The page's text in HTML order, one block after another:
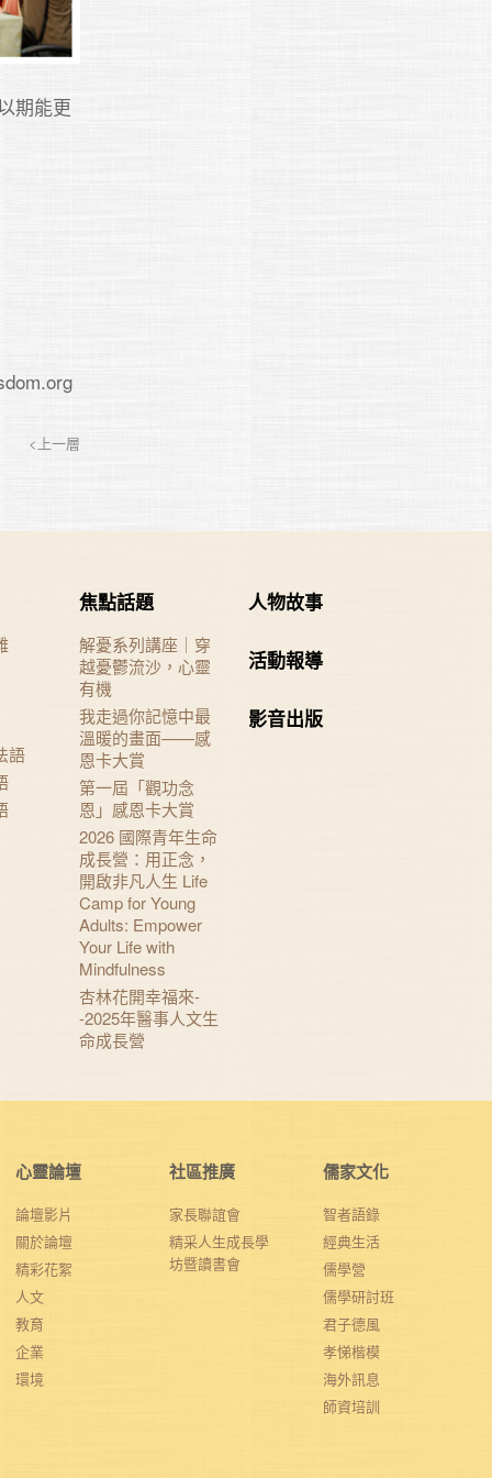
期能更
<上一層
語
焦點話題
解憂系列講座｜穿
越憂鬱流沙，心靈
有機
我走過你記憶中最
溫暖的畫面——感
恩卡大賞
第一屆「觀功念
恩」感恩卡大賞
2026 國際青年生命
成長營：用正念，
開啟非凡人生 Life
Camp for Young
Adults: Empower
Your Life with
Mindfulness
杏林花開幸福來-
-2025年醫事人文生
命成長營
人物故事
活動報導
影音出版
心靈論壇
論壇影片
關於論壇
精彩花絮
人文
教育
企業
環境
社區推廣
家長聯誼會
精采人生成長學
坊暨讀書會
儒家文化
智者語錄
經典生活
儒學營
儒學研討班
君子德風
孝悌楷模
海外訊息
師資培訓